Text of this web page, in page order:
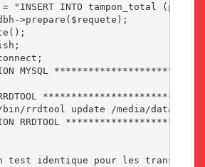
= "INSERT INTO tampon_total
>prepare($requete);
MYSQL
RRDTOOL
rrdtool update /media/data1/
RRDTOOL
test identique pour les